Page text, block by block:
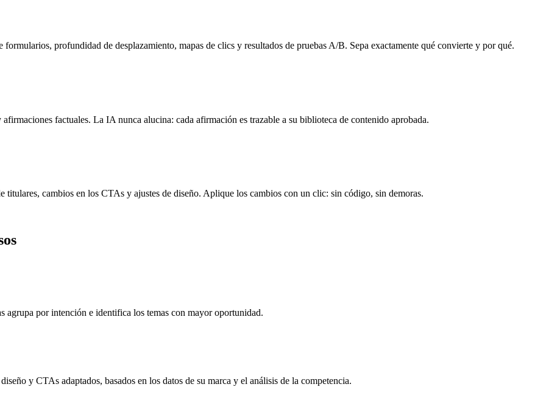
profundidad de desplazamiento, mapas de clics y resultados de pruebas A/B. Sepa exactamente qué convierte y por qué.
factuales. La IA nunca alucina: cada afirmación es trazable a su biblioteca de contenido aprobada.
cambios en los CTAs y ajustes de diseño. Aplique los cambios con un clic: sin código, sin demoras.
agrupa por intención e identifica los temas con mayor oportunidad.
y CTAs adaptados, basados en los datos de su marca y el análisis de la competencia.